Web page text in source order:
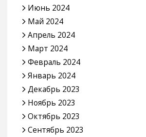
Июнь 2024
Май 2024
Апрель 2024
Март 2024
Февраль 2024
Январь 2024
Декабрь 2023
Ноябрь 2023
Октябрь 2023
Сентябрь 2023